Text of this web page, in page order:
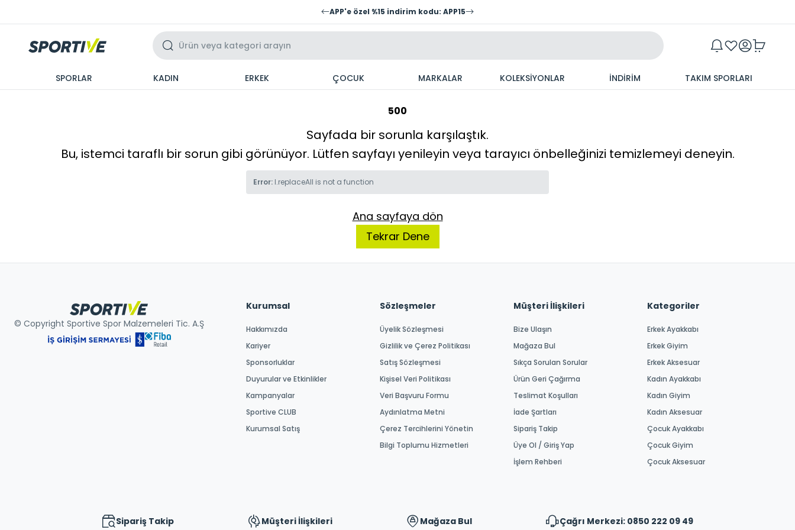
APP'e özel %15 indirim kodu: APP15
SPORLAR KADIN ERKEK ÇOCUK MARKALAR KOLEKSİYONLAR İNDİRİM TAKIM SPORLARI
500
Sayfada bir sorunla karşılaştık.
Bu, istemci taraflı bir sorun gibi görünüyor. Lütfen sayfayı yenileyin veya tarayıcı önbelleğinizi temizlemeyi deneyin.
Error: l.replaceAll is not a function
Ana sayfaya dön
Tekrar Dene
© Copyright Sportive Spor Malzemeleri Tic. A.Ş
Kurumsal
Hakkımızda
Kariyer
Sponsorluklar
Duyurular ve Etkinlikler
Kampanyalar
Sportive CLUB
Kurumsal Satış
Sözleşmeler
Üyelik Sözleşmesi
Gizlilik ve Çerez Politikası
Satış Sözleşmesi
Kişisel Veri Politikası
Veri Başvuru Formu
Aydınlatma Metni
Çerez Tercihlerini Yönetin
Bilgi Toplumu Hizmetleri
Müşteri İlişkileri
Bize Ulaşın
Mağaza Bul
Sıkça Sorulan Sorular
Ürün Geri Çağırma
Teslimat Koşulları
İade Şartları
Sipariş Takip
Üye Ol / Giriş Yap
İşlem Rehberi
Kategoriler
Erkek Ayakkabı
Erkek Giyim
Erkek Aksesuar
Kadın Ayakkabı
Kadın Giyim
Kadın Aksesuar
Çocuk Ayakkabı
Çocuk Giyim
Çocuk Aksesuar
Sipariş Takip Müşteri İlişkileri Mağaza Bul Çağrı Merkezi: 0850 222 09 49